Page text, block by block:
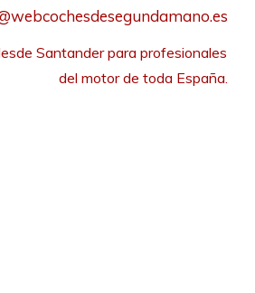
Santander para profesionales
del motor de toda España.